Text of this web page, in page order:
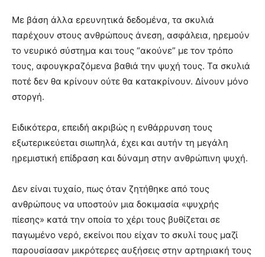
Με βάση άλλα ερευνητικά δεδομένα, τα σκυλιά
παρέχουν στους ανθρώπους άνεση, ασφάλεια, ηρεμούν
το νευρικό σύστημα και τους “ακούνε” με τον τρόπο
τους, αφουγκραζόμενα βαθιά την ψυχή τους. Τα σκυλιά
ποτέ δεν θα κρίνουν ούτε θα κατακρίνουν. Δίνουν μόνο
στοργή.
Ειδικότερα, επειδή ακριβώς η ενθάρρυνση τους
εξωτερικεύεται σιωπηλά, έχει και αυτήν τη μεγάλη
ηρεμιστική επίδραση και δύναμη στην ανθρώπινη ψυχή.
Δεν είναι τυχαίο, πως όταν ζητήθηκε από τους
ανθρώπους να υποστούν μια δοκιμασία «ψυχρής
πίεσης» κατά την οποία το χέρι τους βυθίζεται σε
παγωμένο νερό, εκείνοι που είχαν το σκυλί τους μαζί
παρουσίασαν μικρότερες αυξήσεις στην αρτηριακή τους